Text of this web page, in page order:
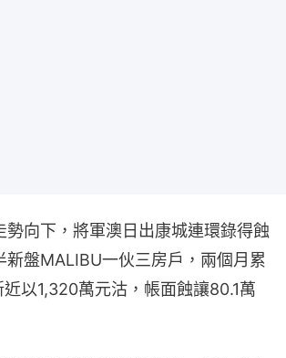
勢向下，將軍澳日出康城連環錄得蝕
新盤MALIBU一伙三房戶，兩個月累
以1,320萬元沽，帳面蝕讓80.1萬